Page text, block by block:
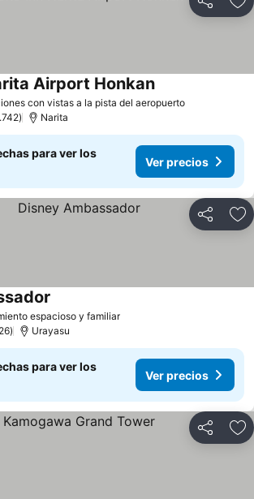
Compartir
con vistas a la pista del aeropuerto
Airport Honkan
Narita
para ver los
Ver precios
Compartir
espacioso y familiar
Urayasu
para ver los
Ver precios
Compartir